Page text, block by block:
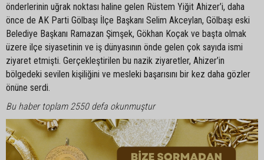
önderlerinin uğrak noktası haline gelen Rüstem Yiğit Ahizer’i, daha
önce de AK Parti Gölbaşı İlçe Başkanı Selim Akceylan, Gölbaşı eski
Belediye Başkanı Ramazan Şimşek, Gökhan Koçak ve başta olmak
üzere ilçe siyasetinin ve iş dünyasının önde gelen çok sayıda ismi
ziyaret etmişti. Gerçekleştirilen bu nazik ziyaretler, Ahizer’in
bölgedeki sevilen kişiliğini ve mesleki başarısını bir kez daha gözler
önüne serdi.
Bu haber toplam 2550 defa okunmuştur